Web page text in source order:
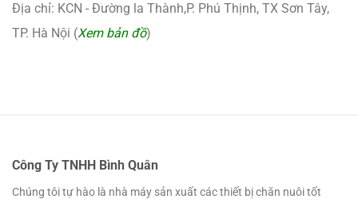
Địa chỉ: KCN - Đường la Thành,P. Phú Thịnh, TX Sơn Tây,
TP. Hà Nội (Xem bản đồ)
Công Ty TNHH Bình Quân
Chúng tôi tự hào là nhà máy sản xuất các thiết bị chăn nuôi tốt